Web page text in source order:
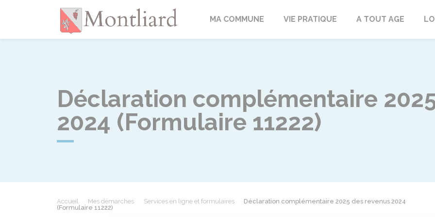
MontliardMA COMMUNE VIE PRATIQUE A TOUT AGE
Déclaration complémentaire
2024 (Formulaire 11222)
Accueil Mes démarches Services en ligne et formulaires
Déclaration complémentaire 2025 des revenus 2024
(Formulaire 11222)